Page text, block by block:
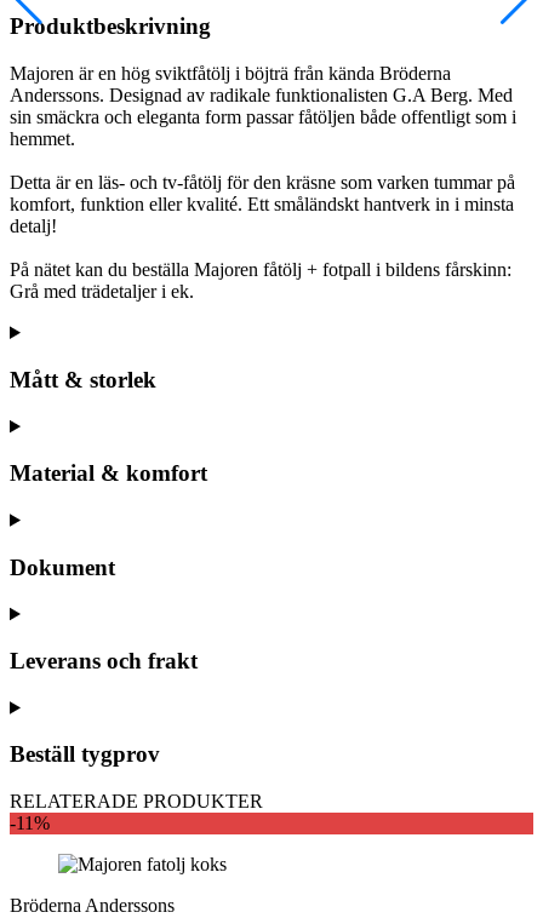
Produktbeskrivning
Majoren är en hög sviktfåtölj i böjträ från kända Bröderna
Anderssons. Designad av radikale funktionalisten G.A Berg. Med
sin smäckra och eleganta form passar fåtöljen både offentligt som i
hemmet.
Detta är en läs- och tv-fåtölj för den kräsne som varken tummar på
komfort, funktion eller kvalité. Ett småländskt hantverk in i minsta
detalj!
På nätet kan du beställa Majoren fåtölj + fotpall i bildens fårskinn:
Grå med trädetaljer i ek.
Mått & storlek
Material & komfort
Dokument
Leverans och frakt
Beställ tygprov
RELATERADE PRODUKTER
-11%
Bröderna Anderssons